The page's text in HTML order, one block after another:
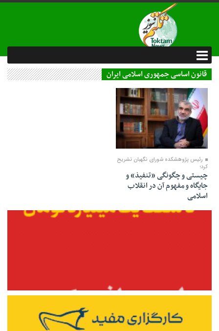
قانون اساسی جمهوری اسلامی ایران
رئیس پژوهشکده شورای نگهبان تشریح
کرد؛
چیستی و چگونگی «تنفیذ» و
جایگاه و مفهوم آن در انقلاب
اسلامی